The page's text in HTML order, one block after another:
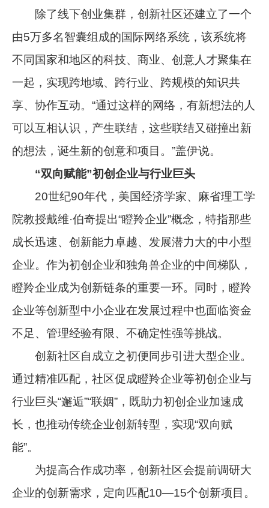
除了线下创业集群，创新社区还建立了一个
由5万多名智囊组成的国际网络系统，该系统将
不同国家和地区的科技、商业、创意人才聚集在
一起，实现跨地域、跨行业、跨规模的知识共
享、协作互动。“通过这样的网络，有新想法的人
可以互相认识，产生联结，这些联结又碰撞出新
的想法，诞生新的创意和项目。”盖伊说。
“双向赋能”初创企业与行业巨头
20世纪90年代，美国经济学家、麻省理工学
院教授戴维·伯奇提出“瞪羚企业”概念，特指那些
成长迅速、创新能力卓越、发展潜力大的中小型
企业。作为初创企业和独角兽企业的中间梯队，
瞪羚企业成为创新链条的重要一环。同时，瞪羚
企业等创新型中小企业在发展过程中也面临资金
不足、管理经验有限、不确定性强等挑战。
创新社区自成立之初便同步引进大型企业。
通过精准匹配，社区促成瞪羚企业等初创企业与
行业巨头“邂逅”“联姻”，既助力初创企业加速成
长，也推动传统企业创新转型，实现“双向赋
能”。
为提高合作成功率，创新社区会提前调研大
企业的创新需求，定向匹配10—15个创新项目。